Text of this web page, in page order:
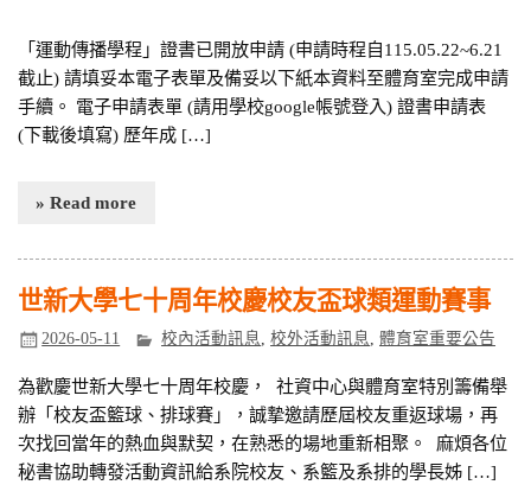
「運動傳播學程」證書已開放申請 (申請時程自115.05.22~6.21
截止) 請填妥本電子表單及備妥以下紙本資料至體育室完成申請
手續。 電子申請表單 (請用學校google帳號登入) 證書申請表
(下載後填寫) 歷年成 […]
» Read more
世新大學七十周年校慶校友盃球類運動賽事
2026-05-11 校內活動訊息 ,校外活動訊息 ,體育室重要公告
為歡慶世新大學七十周年校慶， 社資中心與體育室特別籌備舉
辦「校友盃籃球、排球賽」，誠摯邀請歷屆校友重返球場，再
次找回當年的熱血與默契，在熟悉的場地重新相聚。 麻煩各位
秘書協助轉發活動資訊給系院校友、系籃及系排的學長姊 […]